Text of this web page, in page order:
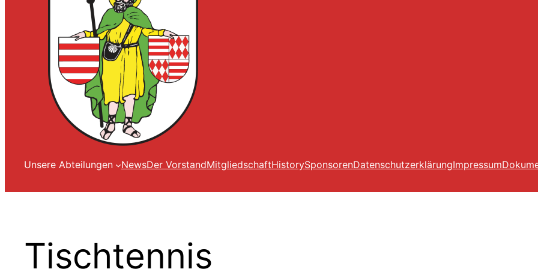
Unsere Abteilungen NewsDer VorstandMitgliedschaftHistorySponsorenDatenschutzerklärungImpressum
Tischtennis